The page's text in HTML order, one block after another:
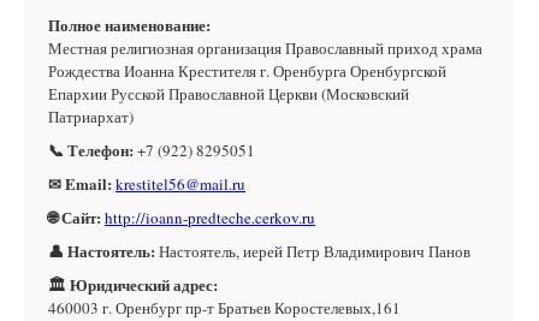
Полное наименование:
Местная религиозная организация Православный приход храма
Рождества Иоанна Крестителя г. Оренбурга Оренбургской
Епархии Русской Православной Церкви (Московский
Патриархат)
📞 Телефон: +7 (922) 8295051
✉ Email: krestitel56@mail.ru
🌐 Сайт: http://ioann-predteche.cerkov.ru
👤 Настоятель: Настоятель, иерей Петр Владимирович Панов
🏛 Юридический адрес:
460003 г. Оренбург пр-т Братьев Коростелевых,161